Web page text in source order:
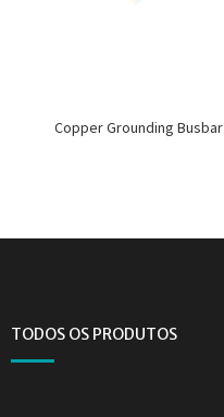
Copper Grounding Busbar
TODOS OS PRODUTOS